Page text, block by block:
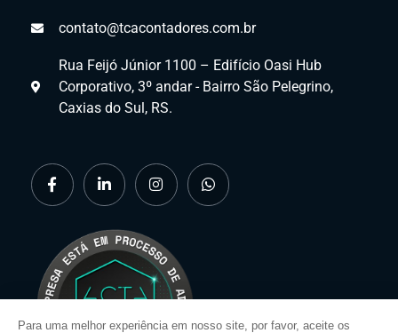
contato@tcacontadores.com.br
Rua Feijó Júnior 1100 – Edifício Oasi Hub
Corporativo, 3º andar - Bairro São Pelegrino,
Caxias do Sul, RS.
Para uma melhor experiência em nosso site, por favor, aceite os